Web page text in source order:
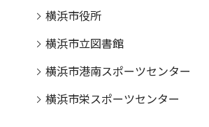
横浜市役所
横浜市立図書館
横浜市港南スポーツセンター
横浜市栄スポーツセンター